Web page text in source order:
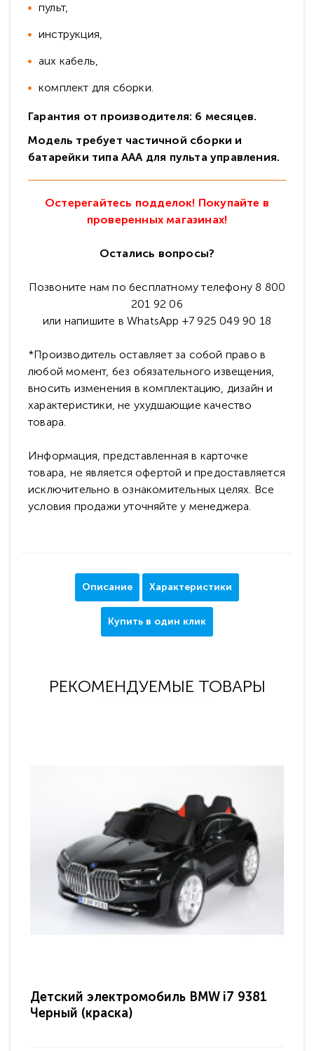
пульт,
инструкция,
aux кабель,
комплект для сборки.
Гарантия от производителя: 6 месяцев.
Модель требует частичной сборки и
батарейки типа ААА для пульта управления.
Остерегайтесь подделок! Покупайте в
проверенных магазинах!
Остались вопросы?
Позвоните нам по бесплатному телефону 8 800
201 92 06
или напишите в WhatsApp +7 925 049 90 18
*Производитель оставляет за собой право в
любой момент, без обязательного извещения,
вносить изменения в комплектацию, дизайн и
характеристики, не ухудшающие качество
товара.
Информация, представленная в карточке
товара, не является офертой и предоставляется
исключительно в ознакомительных целях. Все
условия продажи уточняйте у менеджера.
Описание Характеристики
Купить в один клик
РЕКОМЕНДУЕМЫЕ ТОВАРЫ
Детский электромобиль BMW i7 9381
Черный (краска)